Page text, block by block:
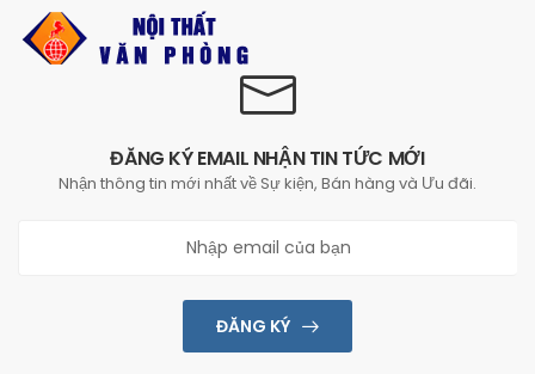
ĐĂNG KÝ EMAIL NHẬN TIN TỨC MỚI
Nhận thông tin mới nhất về Sự kiện, Bán hàng và Ưu đãi.
ĐĂNG KÝ